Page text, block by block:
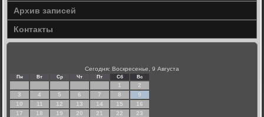
Архив записей
Контакты
Сегодня: Воскресенье, 9 Августа
Пн Вт Ср Чт Пт Сб Вс
1
2
3
4 5 6 7 8
9
10
11 12 13 14 15
16
17
18 19 20 21 22
23